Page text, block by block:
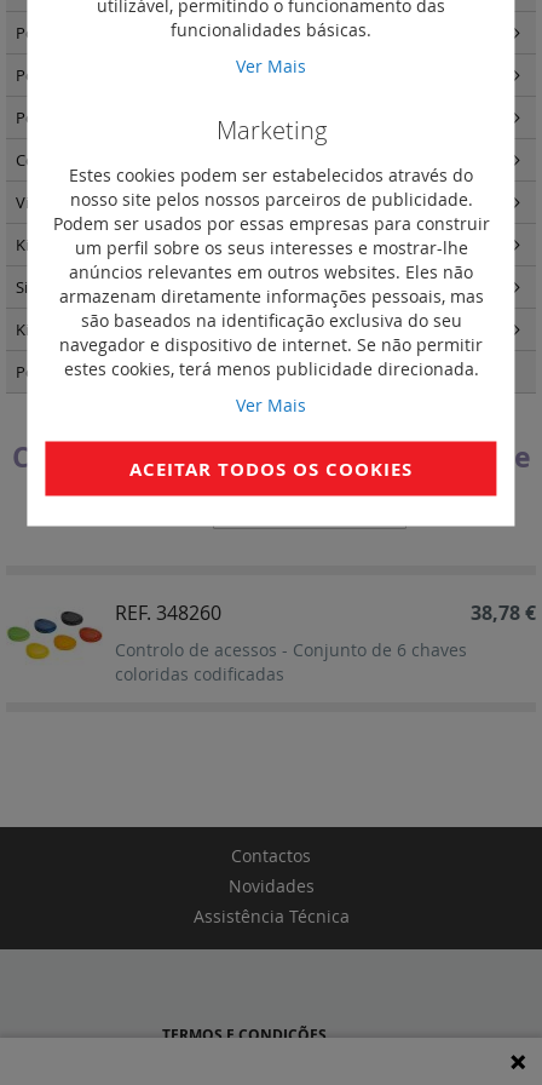
Cartões de abertura por proximidade
Definir
Ordenação
REF. 348260
Controlo de acessos - Conjunto de 6 chaves
coloridas codificadas
38,78 €
Postos internos Novo Classe 100 vídeo(4)
Postos internos Novo Classe 100 áudio(2)
Postos internos Novo Classe 100 - acessórios
Componentes de sistema
Video controlo para porteiros(1)
Kits video e áudio porteiros(8)
Sistema IP
Kits videoporteiros(8)
Postos externos Linha 5000 (37)
Contactos
Novidades
Assistência Técnica
utilizável, permitindo o funcionamento das
funcionalidades básicas.
Ver Mais
Marketing
Estes cookies podem ser estabelecidos através do
nosso site pelos nossos parceiros de publicidade.
Podem ser usados por essas empresas para construir
um perfil sobre os seus interesses e mostrar-lhe
anúncios relevantes em outros websites. Eles não
armazenam diretamente informações pessoais, mas
são baseados na identificação exclusiva do seu
navegador e dispositivo de internet. Se não permitir
estes cookies, terá menos publicidade direcionada.
Ver Mais
ACEITAR TODOS OS COOKIES
TERMOS E CONDIÇÕES